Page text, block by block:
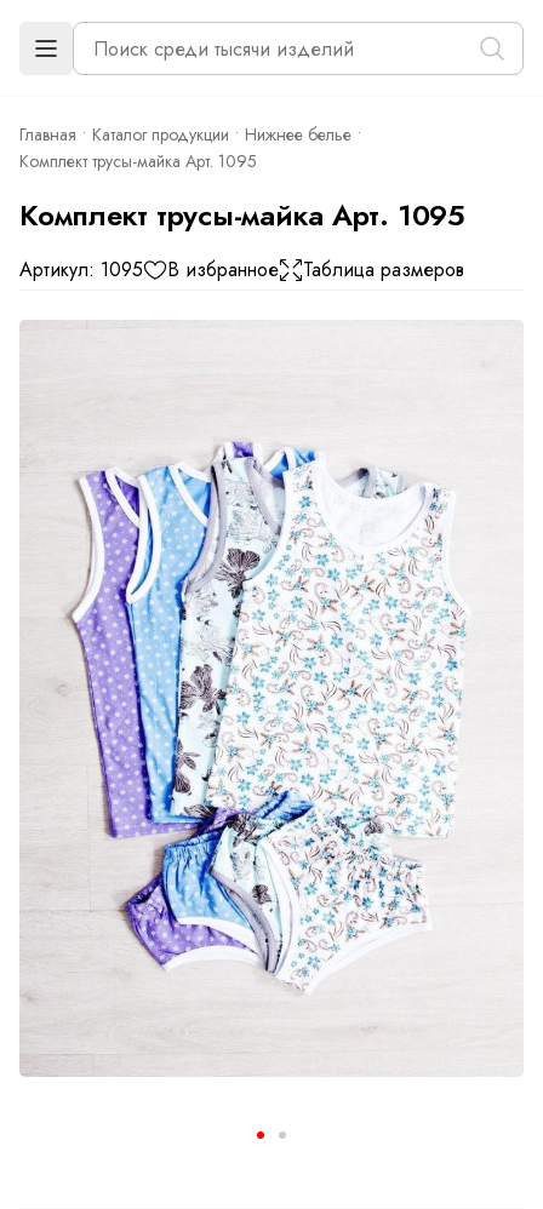
Главная Каталог продукции
Нижнее белье
Комплект трусы-майка Арт. 1095
Комплект трусы-майка Арт. 1095
Артикул: 1095 В избранное Таблица размеров